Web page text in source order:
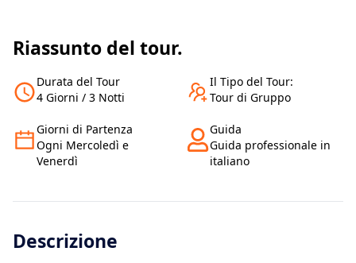
Riassunto del tour.
Durata del Tour
4 Giorni / 3 Notti
Il Tipo del Tour:
Tour di Gruppo
Giorni di Partenza
Ogni Mercoledì e
Venerdì
Guida
Guida professionale in
italiano
Descrizione